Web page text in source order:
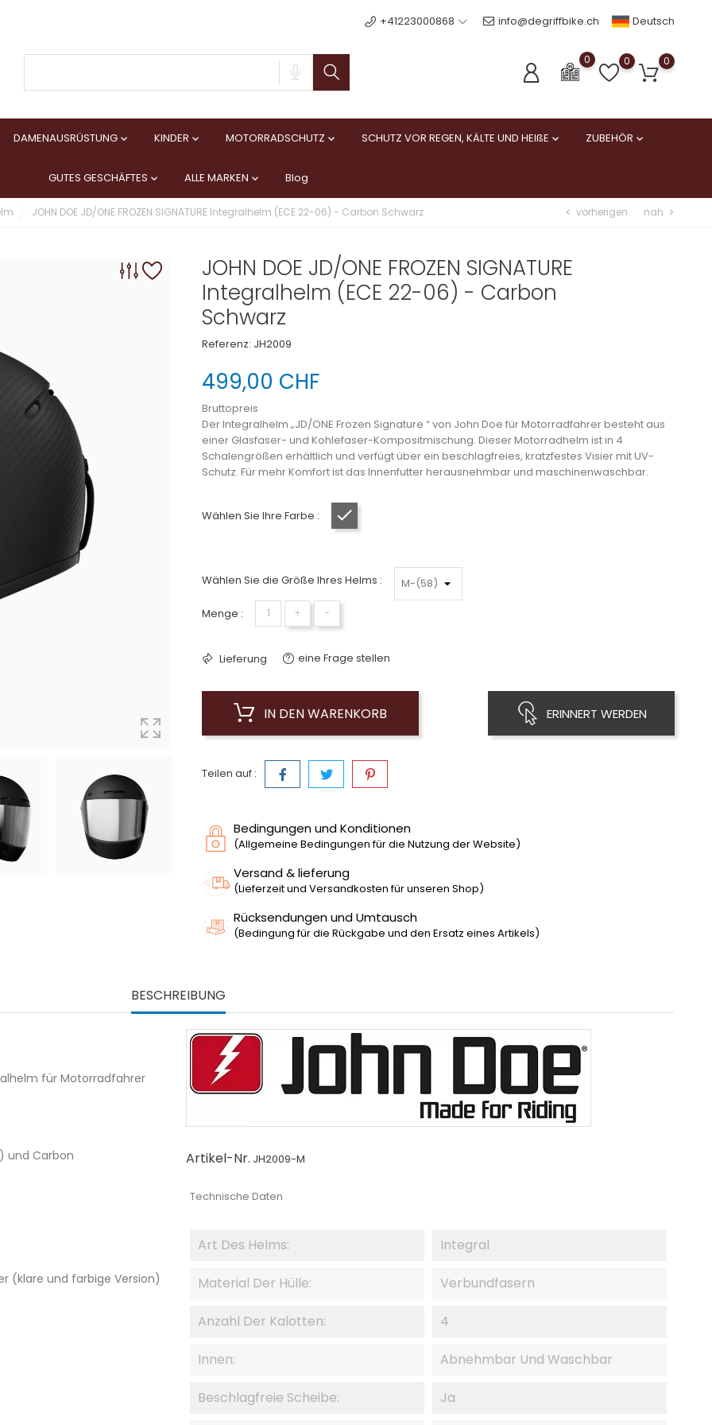
+41223000868 info@degriffbike.ch Deutsch
0 0 0
DAMENAUSRÜSTUNG KINDER  MOTORRADSCHUTZ  SCHUTZ VOR REGEN, KÄLTE UND HEIßE  ZUBEHÖR 
GUTES GESCHÄFTES  ALLE MARKEN  Blog
JOHN DOE JD/ONE FROZEN SIGNATURE Integralhelm (ECE 22-06) - Carbon Schwarz chevron_left vorherigen nah chevron_right
JOHN DOE JD/ONE FROZEN SIGNATURE
Integralhelm (ECE 22-06) - Carbon
Schwarz
Referenz: JH2009
499,00 CHF
Bruttopreis
Der Integralhelm „JD/ONE Frozen Signature “ von John Doe für Motorradfahrer besteht aus
einer Glasfaser- und Kohlefaser-Kompositmischung. Dieser Motorradhelm ist in 4
Schalengrößen erhältlich und verfügt über ein beschlagfreies, kratzfestes Visier mit UV-
Schutz. Für mehr Komfort ist das Innenfutter herausnehmbar und maschinenwaschbar.
Wählen Sie Ihre Farbe :
Wählen Sie die Größe Ihres Helms :
Menge : + −
Lieferung eine Frage stellen
IN DEN WARENKORB ERINNERT WERDEN
Teilen auf :
Bedingungen und Konditionen
(Allgemeine Bedingungen für die Nutzung der Website)
Versand & lieferung
(Lieferzeit und Versandkosten für unseren Shop)
Rücksendungen und Umtausch
(Bedingung für die Rückgabe und den Ersatz eines Artikels)
BESCHREIBUNG
für Motorradfahrer
und Carbon
(klare und farbige Version)
Artikel-Nr. JH2009-M
Technische Daten
Art Des Helms: Integral
Material Der Hülle: Verbundfasern
Anzahl Der Kalotten: 4
Innen: Abnehmbar Und Waschbar
Beschlagfreie Scheibe: Ja